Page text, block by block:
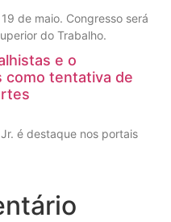
de maio. Congresso será
do Trabalho.
e o
como tentativa de
é destaque nos portais